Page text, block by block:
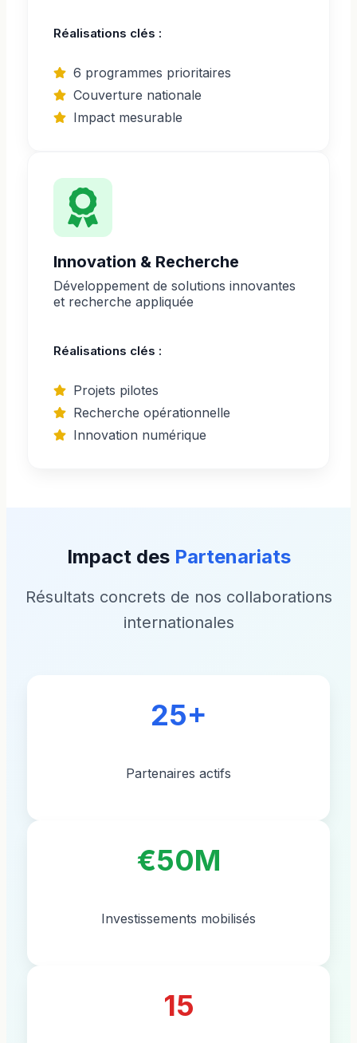
Réalisations clés :
6 programmes prioritaires
Couverture nationale
Impact mesurable
Innovation & Recherche
Développement de solutions innovantes
et recherche appliquée
Réalisations clés :
Projets pilotes
Recherche opérationnelle
Innovation numérique
Impact des Partenariats
Résultats concrets de nos collaborations
internationales
25+
Partenaires actifs
€50M
Investissements mobilisés
15